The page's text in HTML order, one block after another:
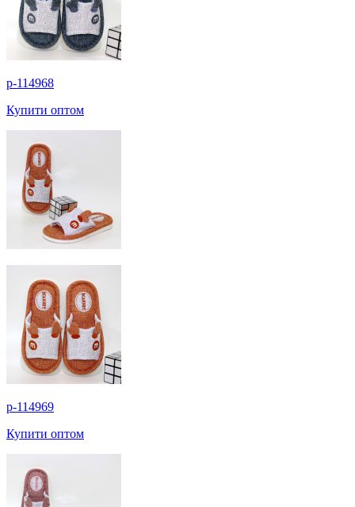
p-114968
Купити оптом
p-114969
Купити оптом